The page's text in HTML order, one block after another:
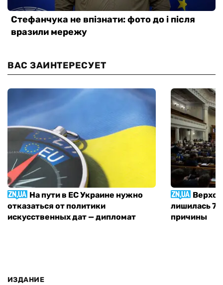
ВАС ЗАИНТЕРЕСУЕТ
На пути в ЕС Украине нужно
отказаться от политики
искусственных дат — дипломат
лишилась 71
причины
ИЗДАНИЕ